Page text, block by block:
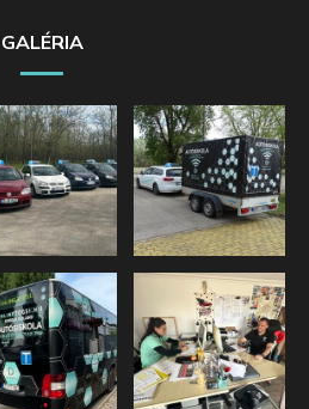
GALÉRIA